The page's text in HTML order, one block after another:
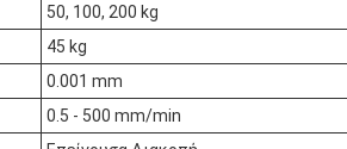
50, 100, 200 kg
45 kg
0.001 mm
0.5 - 500 mm/min